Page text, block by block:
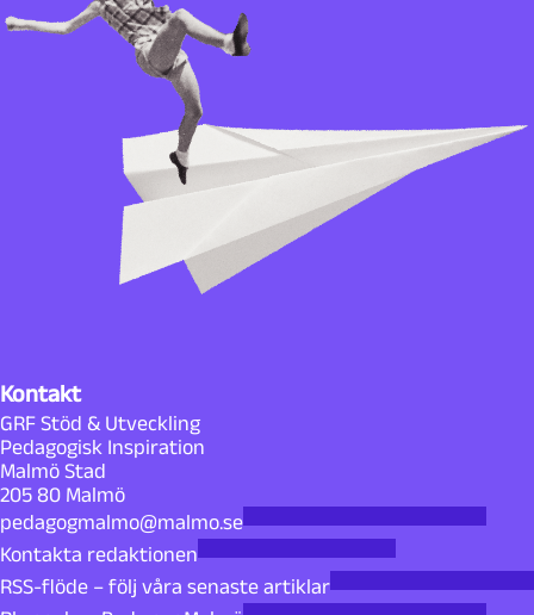
Kontakt
GRF Stöd & Utveckling
Pedagogisk Inspiration
Malmö Stad
205 80 Malmö
pedagogmalmo@malmo.se
Kontakta redaktionen
RSS-flöde – följ våra senaste artiklar